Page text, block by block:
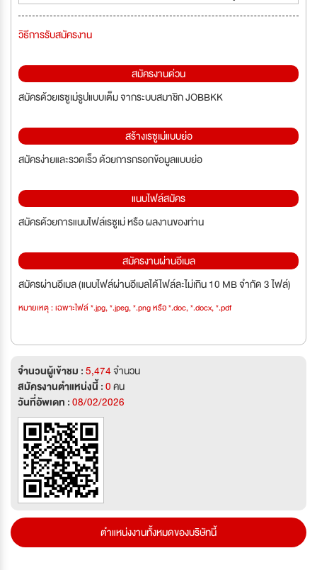
วิธีการรับสมัครงาน
สมัครงานด่วน
สมัครด้วยเรซูเม่รูปแบบเต็ม จากระบบสมาชิก JOBBKK
สร้างเรซูเม่แบบย่อ
สมัครง่ายและรวดเร็ว ด้วยการกรอกข้อมูลแบบย่อ
แนบไฟล์สมัคร
สมัครด้วยการแนบไฟล์เรซูเม่ หรือ ผลงานของท่าน
สมัครงานผ่านอีเมล
สมัครผ่านอีเมล (แนบไฟล์ผ่านอีเมลได้ไฟล์ละไม่เกิน 10 MB จำกัด 3 ไฟล์)
หมายเหตุ : เฉพาะไฟล์ *.jpg, *.jpeg, *.png หรือ *.doc, *.docx, *.pdf
จำนวนผู้เข้าชม :5,474จำนวน
สมัครงานตำแหน่งนี้ :0คน
วันที่อัพเดท :08/02/2026
ตำแหน่งงานทั้งหมดของบริษัทนี้